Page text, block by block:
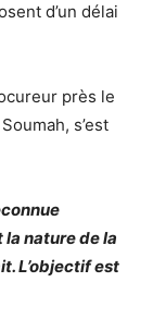
d’un délai
près le
s’est
nature de la
L’objectif est